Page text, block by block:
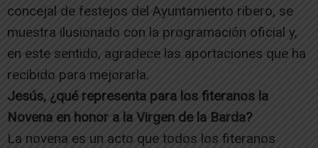
concejal de festejos del Ayuntamiento ribero, se
muestra ilusionado con la programación oficial y,
en este sentido, agradece las aportaciones que ha
recibido para mejorarla.
Jesús, ¿qué representa para los fiteranos la
Novena en honor a la Virgen de la Barda?
La novena es un acto que todos los fiteranos